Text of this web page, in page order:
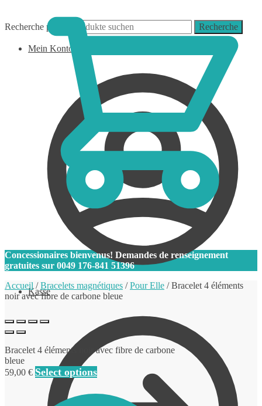
Recherche pour : Recherche
Mein Konto
Kasse
Concessionaires bienvenus! Demandes de renseignement
gratuites sur 0049 176-841 51396
Accueil /Bracelets magnétiques /Pour Elle /Bracelet 4 éléments
noir avec fibre de carbone bleue
Bracelet 4 éléments noir avec fibre de carbone
bleue
59,00 € Select options